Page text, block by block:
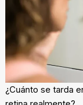
¿Cuánto se tarda